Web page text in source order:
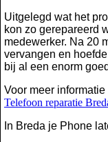
Uitgelegd wat het
kon zo gerepareerd
medewerker. Na 20
vervangen en
bij al een enorm
Voor meer
Telefoon reparatie
In Breda je Phone